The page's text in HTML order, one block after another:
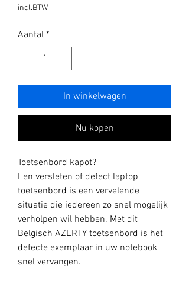
incl.BTW
Aantal *
In winkelwagen
Nu kopen
Toetsenbord kapot?
Een versleten of defect laptop
toetsenbord is een vervelende
situatie die iedereen zo snel mogelijk
verholpen wil hebben. Met dit
Belgisch AZERTY toetsenbord is het
defecte exemplaar in uw notebook
snel vervangen.